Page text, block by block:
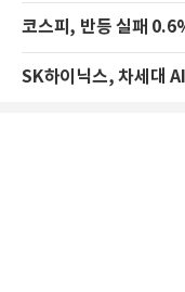
코스피, 반등 실패
SK하이닉스, 차세대